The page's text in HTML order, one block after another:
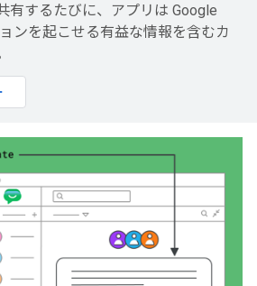
有するたびに、アプリは Google
ンを起こせる有益な情報を含むカ